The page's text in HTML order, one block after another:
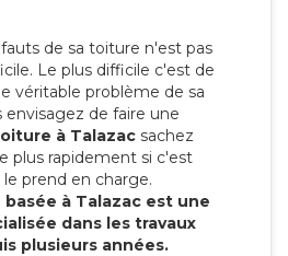
de sa toiture n'est pas
Le plus difficile c'est de
véritable problème de sa
de faire une
à Talazac sachez
plus rapidement si c'est
prend en charge.
à Talazac est une
dans les travaux
plusieurs années.